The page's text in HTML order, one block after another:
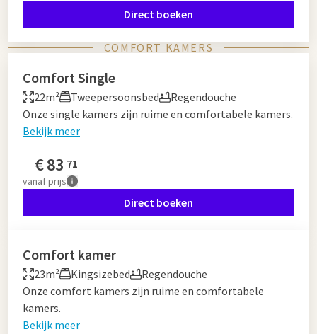
Direct boeken
COMFORT KAMERS
Comfort Single
22m² Tweepersoonsbed
Regendouche
Onze single kamers zijn ruime en comfortabele kamers.
Bekijk meer
€83 71
vanafprijs
Direct boeken
Comfort kamer
23m² Kingsizebed
Regendouche
Onze comfort kamers zijn ruime en comfortabele
kamers.
Bekijk meer